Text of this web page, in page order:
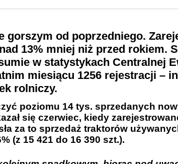
gorszym od poprzedniego.
13% mniej niż przed rokiem.
w statystykach Centralnej
miesiącu 1256 rejestracji –
rolniczy.
poziomu 14 tys. sprzedanych
się czerwiec, kiedy
za to sprzedaż traktorów
(z 15 421 do 16 390 szt.).